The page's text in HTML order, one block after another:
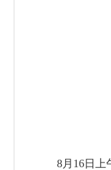
8月16日上午